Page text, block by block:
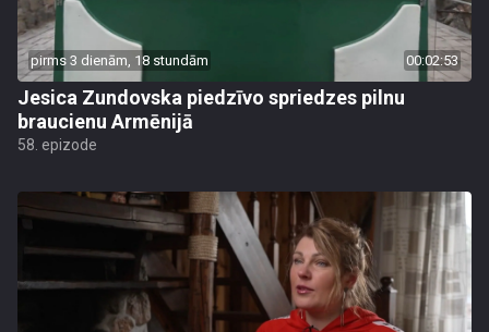
pirms 3 dienām, 18 stundām 00:02:53
Jesica Zundovska piedzīvo spriedzes pilnu
braucienu Armēnijā
58. epizode